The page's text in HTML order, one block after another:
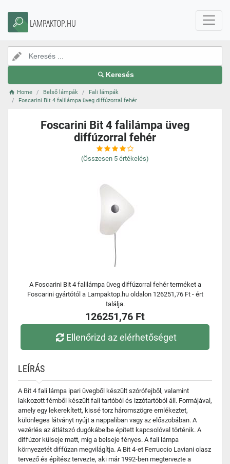
LAMPAKTOP.HU
Keresés
Home Belső lámpák
Fali lámpák
Foscarini Bit 4 falilámpa üveg diffúzorral fehér
Foscarini Bit 4 falilámpa üveg
diffúzorral fehér
(Összesen 5 értékelés)
A Foscarini Bit 4 falilámpa üveg diffúzorral fehér terméket a
Foscarini gyártótól a Lampaktop.hu oldalon 126251,76 Ft - ért
találja.
126251,76 Ft
Ellenőrizd az elérhetőséget
LEÍRÁS
A Bit 4 fali lámpa ipari üvegből készült szórófejből, valamint
lakkozott fémből készült fali tartóból és izzótartóból áll. Formájával,
amely egy lekerekített, kissé torz háromszögre emlékeztet,
különleges látványt nyújt a nappaliban vagy az előszobában. A
vezérlés az átlátszó dugókábelbe épített kapcsolóval történik. A
diffúzor külseje matt, míg a belseje fényes. A fali lámpa
környezetét diffúzan megvilágítja. A Bit 4-et Ferruccio Laviani olasz
tervező és építész tervezte, aki már 1992-ben megtervezte a